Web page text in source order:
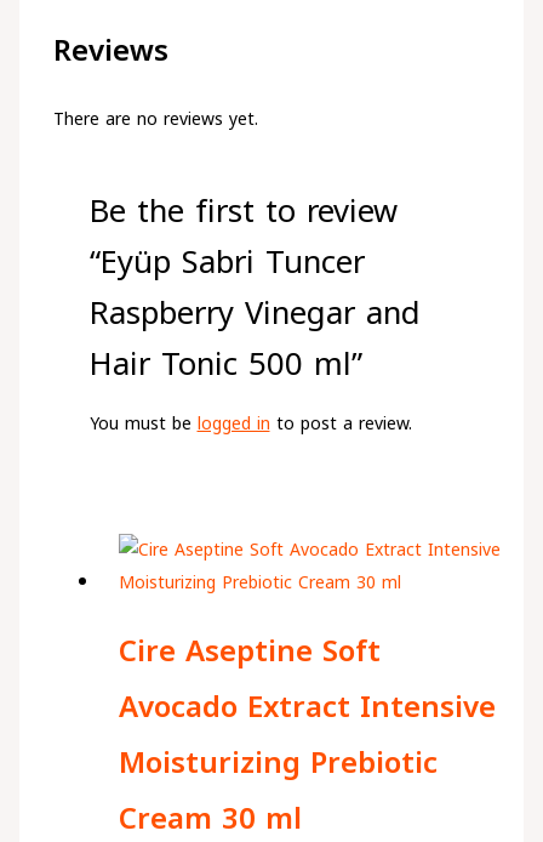
Reviews
There are no reviews yet.
Be the first to review
“Eyüp Sabri Tuncer
Raspberry Vinegar and
Hair Tonic 500 ml”
You must belogged into post a review.
Cire Aseptine Soft
Avocado Extract Intensive
Moisturizing Prebiotic
Cream 30 ml